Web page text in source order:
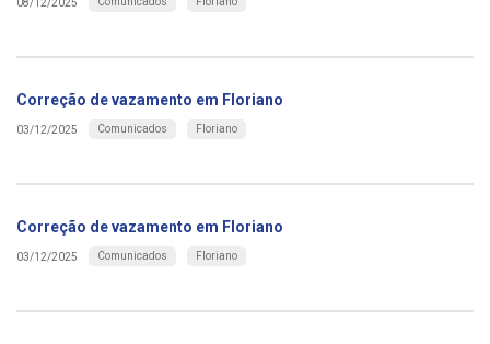
Correção de vazamento em Floriano
03/12/2025 Comunicados Floriano
Correção de vazamento em Floriano
03/12/2025 Comunicados Floriano